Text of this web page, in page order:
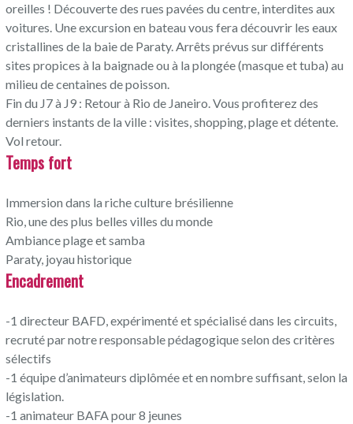
oreilles ! Découverte des rues pavées du centre, interdites aux
voitures. Une excursion en bateau vous fera découvrir les eaux
cristallines de la baie de Paraty. Arrêts prévus sur différents
sites propices à la baignade ou à la plongée (masque et tuba) au
milieu de centaines de poisson.
Fin du J7 à J9 : Retour à Rio de Janeiro. Vous profiterez des
derniers instants de la ville : visites, shopping, plage et détente.
Vol retour.
Temps fort
Immersion dans la riche culture brésilienne
Rio, une des plus belles villes du monde
Ambiance plage et samba
Paraty, joyau historique
Encadrement
-1 directeur BAFD, expérimenté et spécialisé dans les circuits,
recruté par notre responsable pédagogique selon des critères
sélectifs
-1 équipe d’animateurs diplômée et en nombre suffisant, selon la
législation.
-1 animateur BAFA pour 8 jeunes